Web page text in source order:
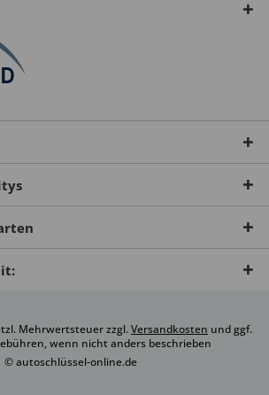
Mehrwertsteuer zzgl.Versandkosten und ggf.
wenn nicht anders beschrieben
© autoschlüssel-online.de